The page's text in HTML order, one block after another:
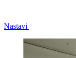
Nastavi